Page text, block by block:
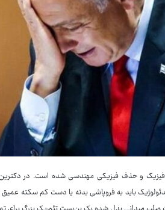
و حذف فیزیکی مهندسی شده است. در